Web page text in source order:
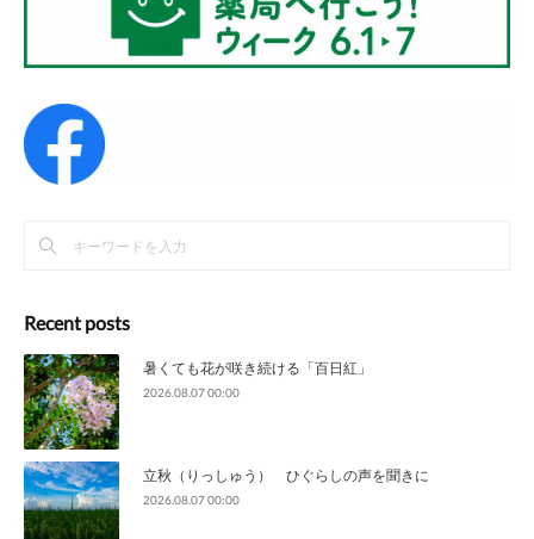
Recent posts
暑くても花が咲き続ける「百日紅」
2026.08.07 00:00
立秋（りっしゅう） ひぐらしの声を聞きに
2026.08.07 00:00